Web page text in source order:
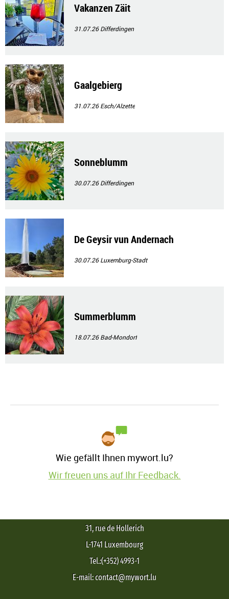
Vakanzen Zäit
31.07.26Differdingen
Gaalgebierg
31.07.26Esch/Alzette
Sonneblumm
30.07.26Differdingen
De Geysir vun Andernach
30.07.26Luxemburg-Stadt
Summerblumm
18.07.26Bad-Mondorf
Wie gefällt Ihnen mywort.lu?
Wir freuen uns auf Ihr Feedback.
31, rue de Hollerich
L-1741 Luxembourg
Tel.:(+352) 4993-1
E-mail: contact@mywort.lu